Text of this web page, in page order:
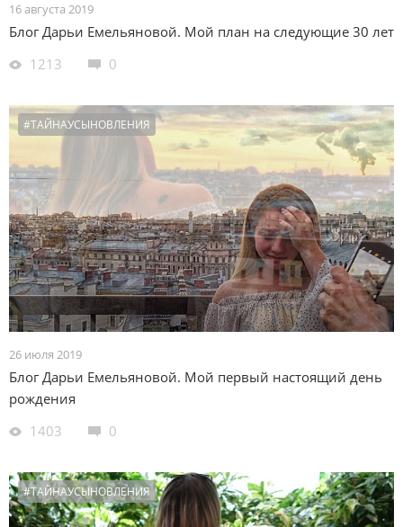
16 августа 2019
Блог Дарьи Емельяновой. Мой план на следующие 30 лет
1213
0
#ТАЙНАУСЫНОВЛЕНИЯ
26 июля 2019
Блог Дарьи Емельяновой. Мой первый настоящий день
рождения
1403
0
#ТАЙНАУСЫНОВЛЕНИЯ